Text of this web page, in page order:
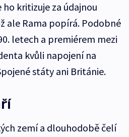
kritizuje za údajnou
ale Rama popírá. Podobné
letech a premiérem mezi
kvůli napojení na
státy ani Británie.
zemí a dlouhodobě čelí